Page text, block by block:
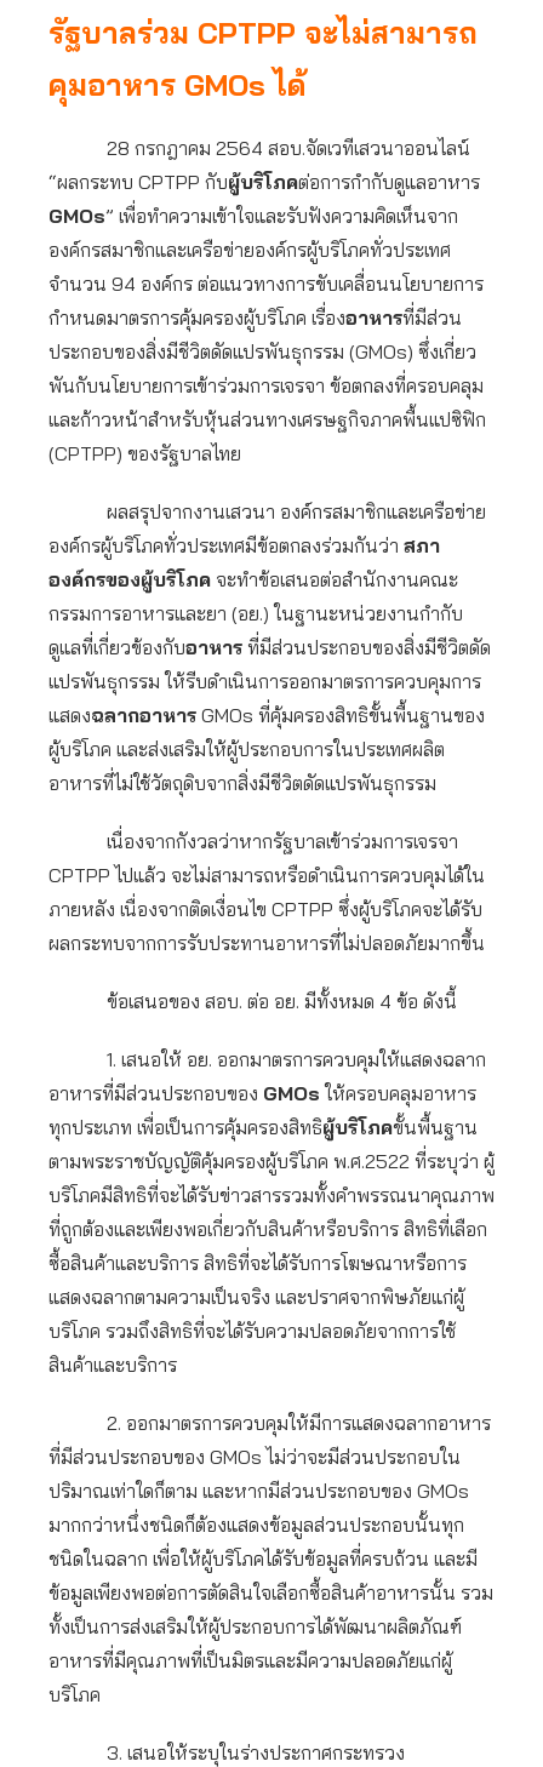
รัฐบาลร่วม CPTPP จะไม่สามารถ
คุมอาหาร GMOs ได้
28 กรกฎาคม 2564 สอบ.จัดเวทีเสวนาออนไลน์
“ผลกระทบ CPTPP กับผู้บริโภคต่อการกำกับดูแลอาหาร
GMOs” เพื่อทำความเข้าใจและรับฟังความคิดเห็นจาก
องค์กรสมาชิกและเครือข่ายองค์กรผู้บริโภคทั่วประเทศ
จำนวน 94 องค์กร ต่อแนวทางการขับเคลื่อนนโยบายการ
กำหนดมาตรการคุ้มครองผู้บริโภค เรื่องอาหารที่มีส่วน
ประกอบของสิ่งมีชีวิตดัดแปรพันธุกรรม (GMOs) ซึ่งเกี่ยว
พันกับนโยบายการเข้าร่วมการเจรจา ข้อตกลงที่ครอบคลุม
และก้าวหน้าสำหรับหุ้นส่วนทางเศรษฐกิจภาคพื้นแปซิฟิก
(CPTPP) ของรัฐบาลไทย
ผลสรุปจากงานเสวนา องค์กรสมาชิกและเครือข่าย
องค์กรผู้บริโภคทั่วประเทศมีข้อตกลงร่วมกันว่า สภา
องค์กรของผู้บริโภค จะทำข้อเสนอต่อสำนักงานคณะ
กรรมการอาหารและยา (อย.) ในฐานะหน่วยงานกำกับ
ดูแลที่เกี่ยวข้องกับอาหาร ที่มีส่วนประกอบของสิ่งมีชีวิตดัด
แปรพันธุกรรม ให้รีบดำเนินการออกมาตรการควบคุมการ
แสดงฉลากอาหาร GMOs ที่คุ้มครองสิทธิขั้นพื้นฐานของ
ผู้บริโภค และส่งเสริมให้ผู้ประกอบการในประเทศผลิต
อาหารที่ไม่ใช้วัตถุดิบจากสิ่งมีชีวิตดัดแปรพันธุกรรม
เนื่องจากกังวลว่าหากรัฐบาลเข้าร่วมการเจรจา
CPTPP ไปแล้ว จะไม่สามารถหรือดำเนินการควบคุมได้ใน
ภายหลัง เนื่องจากติดเงื่อนไข CPTPP ซึ่งผู้บริโภคจะได้รับ
ผลกระทบจากการรับประทานอาหารที่ไม่ปลอดภัยมากขึ้น
ข้อเสนอของ สอบ. ต่อ อย. มีทั้งหมด 4 ข้อ ดังนี้
1. เสนอให้ อย. ออกมาตรการควบคุมให้แสดงฉลาก
อาหารที่มีส่วนประกอบของ GMOs ให้ครอบคลุมอาหาร
ทุกประเภท เพื่อเป็นการคุ้มครองสิทธิผู้บริโภคขั้นพื้นฐาน
ตามพระราชบัญญัติคุ้มครองผู้บริโภค พ.ศ.2522 ที่ระบุว่า ผู้
บริโภคมีสิทธิที่จะได้รับข่าวสารรวมทั้งคำพรรณนาคุณภาพ
ที่ถูกต้องและเพียงพอเกี่ยวกับสินค้าหรือบริการ สิทธิที่เลือก
ซื้อสินค้าและบริการ สิทธิที่จะได้รับการโฆษณาหรือการ
แสดงฉลากตามความเป็นจริง และปราศจากพิษภัยแก่ผู้
บริโภค รวมถึงสิทธิที่จะได้รับความปลอดภัยจากการใช้
สินค้าและบริการ
2. ออกมาตรการควบคุมให้มีการแสดงฉลากอาหาร
ที่มีส่วนประกอบของ GMOs ไม่ว่าจะมีส่วนประกอบใน
ปริมาณเท่าใดก็ตาม และหากมีส่วนประกอบของ GMOs
มากกว่าหนึ่งชนิดก็ต้องแสดงข้อมูลส่วนประกอบนั้นทุก
ชนิดในฉลาก เพื่อให้ผู้บริโภคได้รับข้อมูลที่ครบถ้วน และมี
ข้อมูลเพียงพอต่อการตัดสินใจเลือกซื้อสินค้าอาหารนั้น รวม
ทั้งเป็นการส่งเสริมให้ผู้ประกอบการได้พัฒนาผลิตภัณฑ์
อาหารที่มีคุณภาพที่เป็นมิตรและมีความปลอดภัยแก่ผู้
บริโภค
3. เสนอให้ระบุในร่างประกาศกระทรวง